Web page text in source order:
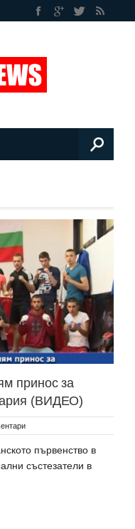
принос за
(ВИДЕО)
първенство в
състезатели в